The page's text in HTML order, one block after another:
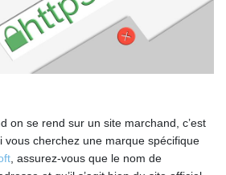
on se rend sur un site marchand, c’est
vous cherchez une marque spécifique
, assurez-vous que le nom de